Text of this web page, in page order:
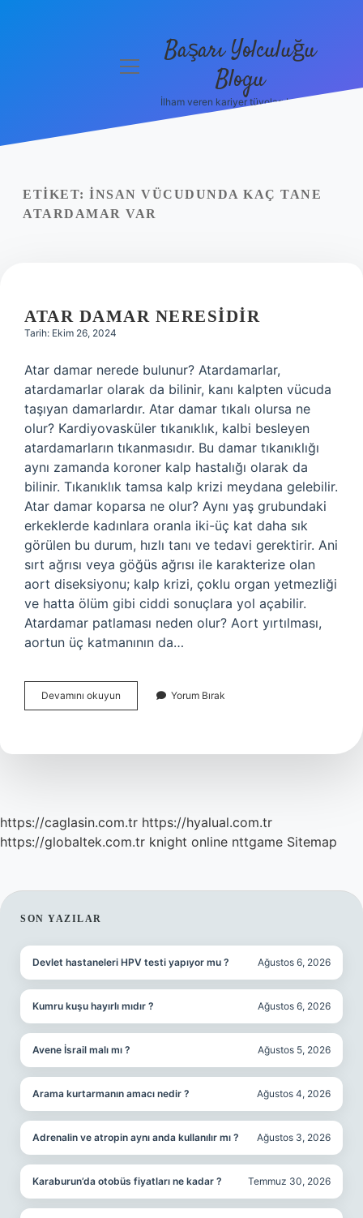
Yasal Uyarı
menüyüBaşarı Yolculuğu
Blogu
İlham veren kariyer tüyoları burada!
ETIKET: İNSAN VÜCUDUNDA KAÇ TANE
ATARDAMAR VAR
ATAR DAMAR NERESIDIR
Tarih: Ekim 26, 2024
Atar damar nerede bulunur? Atardamarlar,
atardamarlar olarak da bilinir, kanı kalpten vücuda
taşıyan damarlardır. Atar damar tıkalı olursa ne
olur? Kardiyovasküler tıkanıklık, kalbi besleyen
atardamarların tıkanmasıdır. Bu damar tıkanıklığı
aynı zamanda koroner kalp hastalığı olarak da
bilinir. Tıkanıklık tamsa kalp krizi meydana gelebilir.
Atar damar koparsa ne olur? Aynı yaş grubundaki
erkeklerde kadınlara oranla iki-üç kat daha sık
görülen bu durum, hızlı tanı ve tedavi gerektirir. Ani
sırt ağrısı veya göğüs ağrısı ile karakterize olan
aort diseksiyonu; kalp krizi, çoklu organ yetmezliği
ve hatta ölüm gibi ciddi sonuçlara yol açabilir.
Atardamar patlaması neden olur? Aort yırtılması,
aortun üç katmanının da…
Devamını okuyun
Damar
Yorum Bırak
https://caglasin.com.tr https://hyalual.com.tr
https://globaltek.com.tr knight online nttgame Sitemap
SIDEBAR
SON YAZILAR
Devlet hastaneleri HPV testi yapıyor mu ? Ağustos 6, 2026
Kumru kuşu hayırlı mıdır ? Ağustos 6, 2026
Avene İsrail malı mı ? Ağustos 5, 2026
Arama kurtarmanın amacı nedir ? Ağustos 4, 2026
Adrenalin ve atropin aynı anda kullanılır mı ? Ağustos 3, 2026
Karaburun’da otobüs fiyatları ne kadar ? Temmuz 30, 2026